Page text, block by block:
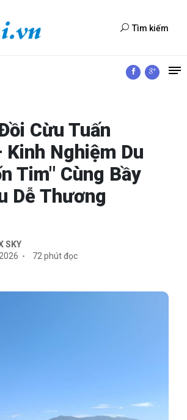
Tìm kiếm
Cừu Tuấn
Kinh Nghiệm Du
Tim" Cùng Bầy
Dễ Thương
SKY
72 phút đọc